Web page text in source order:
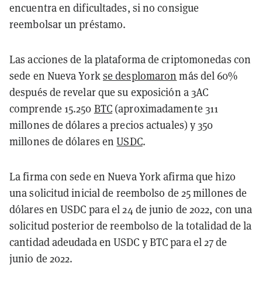
encuentra en dificultades, si no consigue
reembolsar un préstamo.
Las acciones de la plataforma de criptomonedas con
sede en Nueva Yorkse desplomaron más del 60%
después de revelar que su exposición a 3AC
comprende 15.250 BTC (aproximadamente 311
millones de dólares a precios actuales) y 350
millones de dólares enUSDC.
La firma con sede en Nueva York afirma que hizo
una solicitud inicial de reembolso de 25 millones de
dólares en USDC para el 24 de junio de 2022, con una
solicitud posterior de reembolso de la totalidad de la
cantidad adeudada en USDC y BTC para el 27 de
junio de 2022.